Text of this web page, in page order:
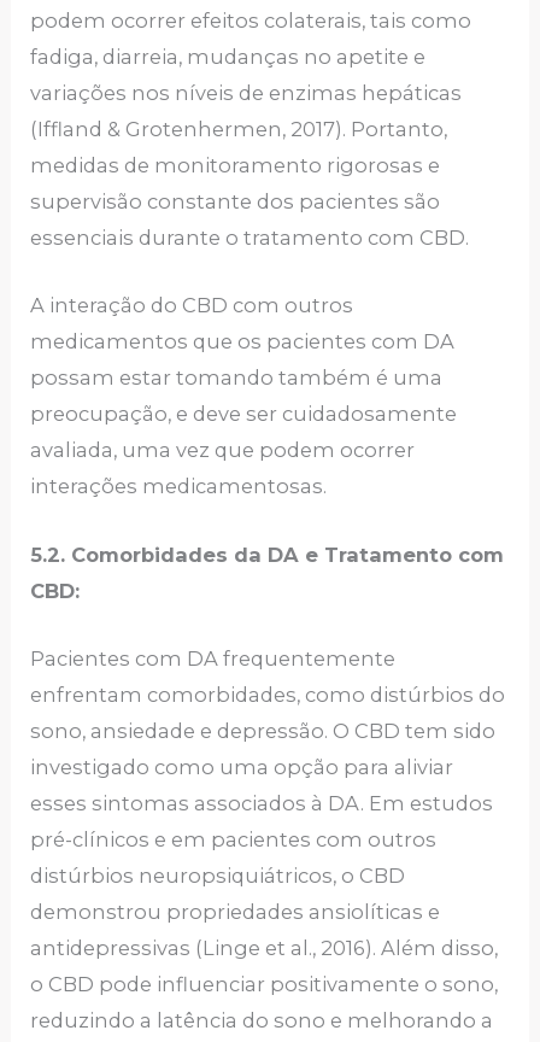
podem ocorrer efeitos colaterais, tais como
fadiga, diarreia, mudanças no apetite e
variações nos níveis de enzimas hepáticas
(Iffland & Grotenhermen, 2017). Portanto,
medidas de monitoramento rigorosas e
supervisão constante dos pacientes são
essenciais durante o tratamento com CBD.
A interação do CBD com outros
medicamentos que os pacientes com DA
possam estar tomando também é uma
preocupação, e deve ser cuidadosamente
avaliada, uma vez que podem ocorrer
interações medicamentosas.
5.2. Comorbidades da DA e Tratamento com
CBD:
Pacientes com DA frequentemente
enfrentam comorbidades, como distúrbios do
sono, ansiedade e depressão. O CBD tem sido
investigado como uma opção para aliviar
esses sintomas associados à DA. Em estudos
pré-clínicos e em pacientes com outros
distúrbios neuropsiquiátricos, o CBD
demonstrou propriedades ansiolíticas e
antidepressivas (Linge et al., 2016). Além disso,
o CBD pode influenciar positivamente o sono,
reduzindo a latência do sono e melhorando a